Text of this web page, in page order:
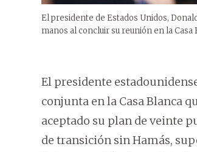
El presidente de Estados Unidos,
manos al concluir su reunión en la Casa
El presidente
conjunta en la Casa Blanca
aceptado su plan de veinte
de transición sin Hamás,